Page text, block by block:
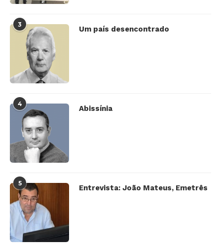
3
Um país desencontrado
4
Abissínia
5
Entrevista: João Mateus, Emetrês